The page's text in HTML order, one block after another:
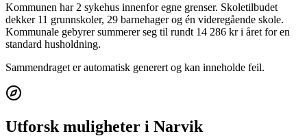
Kommunen har 2 sykehus innenfor egne grenser. Skoletilbudet
dekker 11 grunnskoler, 29 barnehager og én videregående skole.
Kommunale gebyrer summerer seg til rundt 14 286 kr i året for en
standard husholdning.
Sammendraget er automatisk generert og kan inneholde feil.
Utforsk muligheter i Narvik